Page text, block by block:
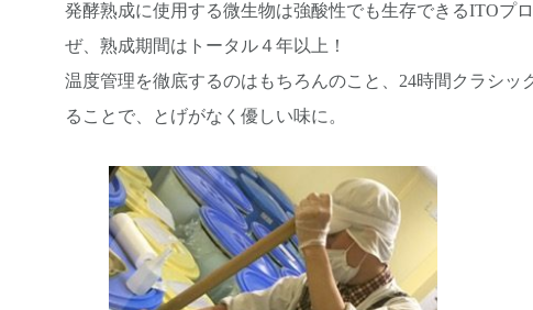
発酵熟成に使用する微生物は強酸性でも生存できるITOプ
ぜ、熟成期間はトータル４年以上！
温度管理を徹底するのはもちろんのこと、24時間クラシ
ることで、とげがなく優しい味に。